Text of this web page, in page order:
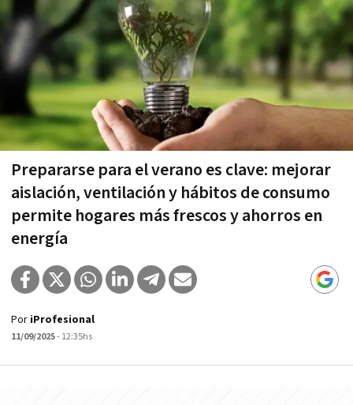
Prepararse para el verano es clave: mejorar
aislación, ventilación y hábitos de consumo
permite hogares más frescos y ahorros en
energía
Por iProfesional
11/09/2025- 12:35hs